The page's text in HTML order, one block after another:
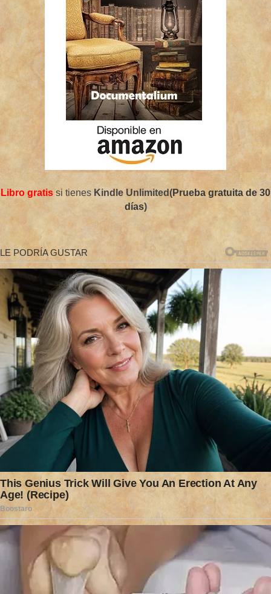
Libro gratis si tienes Kindle Unlimited(Prueba gratuita de 30
días)